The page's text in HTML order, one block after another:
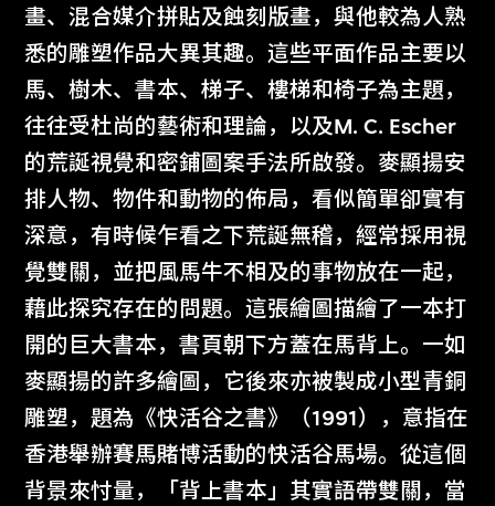
畫、混合媒介拼貼及蝕刻版畫，與他較為人熟
悉的雕塑作品大異其趣。這些平面作品主要以
馬、樹木、書本、梯子、樓梯和椅子為主題，
往往受杜尚的藝術和理論，以及M. C. Escher
的荒誕視覺和密鋪圖案手法所啟發。麥顯揚安
排人物、物件和動物的佈局，看似簡單卻實有
深意，有時候乍看之下荒誕無稽，經常採用視
覺雙關，並把風馬牛不相及的事物放在一起，
藉此探究存在的問題。這張繪圖描繪了一本打
開的巨大書本，書頁朝下方蓋在馬背上。一如
麥顯揚的許多繪圖，它後來亦被製成小型青銅
雕塑，題為《快活谷之書》（1991），意指在
香港舉辦賽馬賭博活動的快活谷馬場。從這個
背景來忖量，「背上書本」其實語帶雙關，當